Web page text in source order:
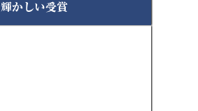
輝かしい受賞